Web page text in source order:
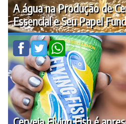
A água na Produção de
Essencial e Seu Papel